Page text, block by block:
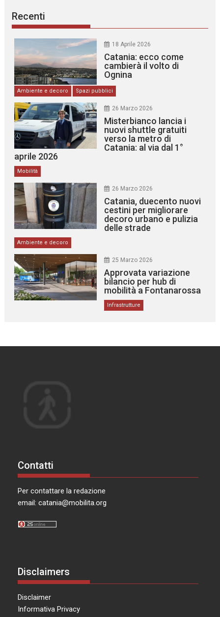
Recenti
18 Aprile 2026
Catania: ecco come
cambierà il volto di
Ognina
Ambiente e decoro Spazi pubblici
26 Marzo 2026
Misterbianco lancia i
nuovi shuttle gratuiti
verso la metro di
Catania: al via dal 1°
aprile 2026
Mobilità
26 Marzo 2026
Catania, duecento nuovi
cestini per migliorare
decoro urbano e pulizia
delle strade
Ambiente e decoro
25 Marzo 2026
Approvata variazione
bilancio per hub di
mobilità a Fontanarossa
Infrastrutture
Contatti
Per contattare la redazione
email:catania@mobilita.org
Disclaimers
Disclaimer
Informativa Privacy